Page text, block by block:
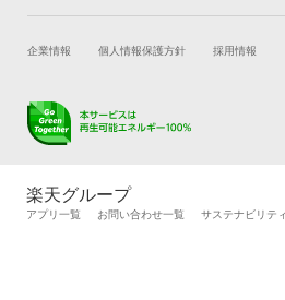
車検の基礎知識 キャ
試乗・商談 新車
キズ修理予約
メンテナンス管理
タイヤ交換サービス
自動車カタログ 自動
企業情報 個人情報保護方針 採用情報
楽天グループ
アプリ一覧 お問い合わせ一覧 サステナビリティ